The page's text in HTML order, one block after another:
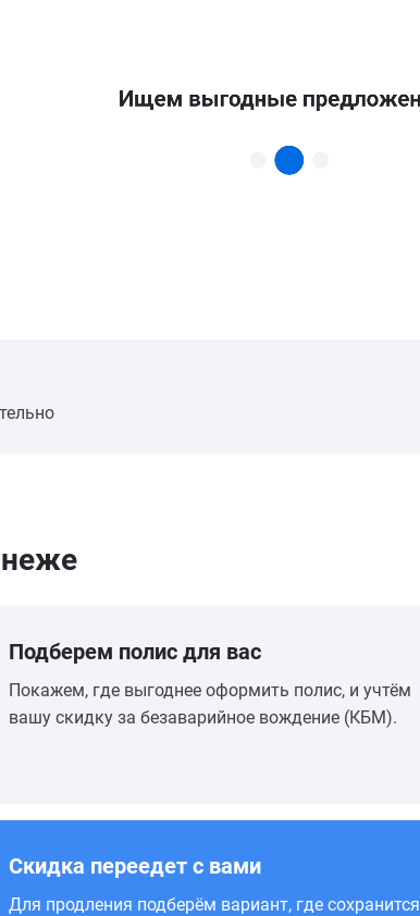
Подберем полис для вас
Покажем, где выгоднее оформить полис, и учтём
вашу скидку за безаварийное вождение (КБМ).
Скидка переедет с вами
Для продления подберём вариант, где сохранится